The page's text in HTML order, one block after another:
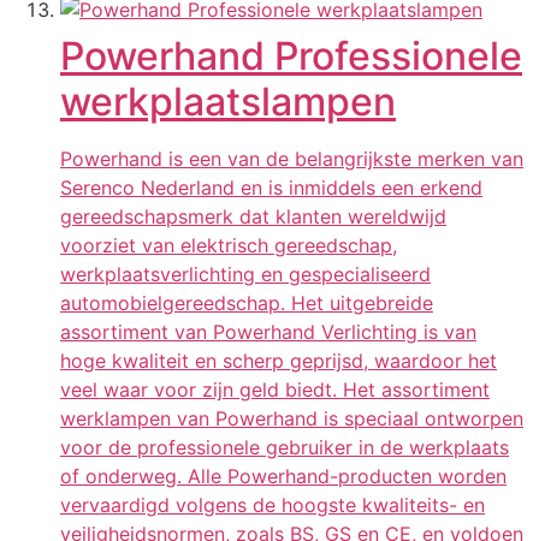
Powerhand Professionele
werkplaatslampen
Powerhand is een van de belangrijkste merken van
Serenco Nederland en is inmiddels een erkend
gereedschapsmerk dat klanten wereldwijd
voorziet van elektrisch gereedschap,
werkplaatsverlichting en gespecialiseerd
automobielgereedschap. Het uitgebreide
assortiment van Powerhand Verlichting is van
hoge kwaliteit en scherp geprijsd, waardoor het
veel waar voor zijn geld biedt. Het assortiment
werklampen van Powerhand is speciaal ontworpen
voor de professionele gebruiker in de werkplaats
of onderweg. Alle Powerhand-producten worden
vervaardigd volgens de hoogste kwaliteits- en
veiligheidsnormen, zoals BS, GS en CE, en voldoen